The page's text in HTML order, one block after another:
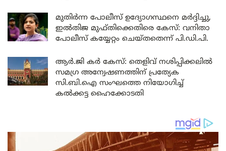
മുതിർന്ന പോലീസ് ഉദ്യോഗസ്ഥനെ മർദ്ദിച്ചു,
ഇൽതിജ മുഫ്തിക്കെതിരെ കേസ്: വനിതാ
പോലീസ് കയ്യേറ്റം ചെയ്തതെന്ന് പി.ഡി.പി.
ആർ.ജി കർ കേസ്: തെളിവ് നശിപ്പിക്കലിൽ
സമഗ്ര അന്വേഷണത്തിന് പ്രത്യേക
സി.ബി.ഐ സംഘത്തെ നിയോഗിച്ച്
കൽക്കട്ട ഹൈക്കോടതി